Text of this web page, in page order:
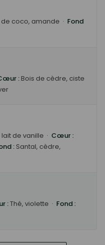
de coco, amande · Fond
: Bois de cèdre, ciste
de vanille · Cœur :
: Santal, cèdre,
:Thé, violette · Fond :